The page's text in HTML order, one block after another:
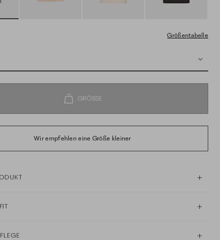
Größentabelle
Wir empfehlen eine Größe kleiner